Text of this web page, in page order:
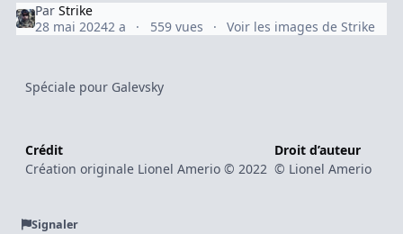
ParStrike
28 mai 20242 a 559 vues Voir les images de Strike
Spéciale pour Galevsky
Crédit
Création originale Lionel Amerio © 2022
Droit d’auteur
© Lionel Amerio
Signaler